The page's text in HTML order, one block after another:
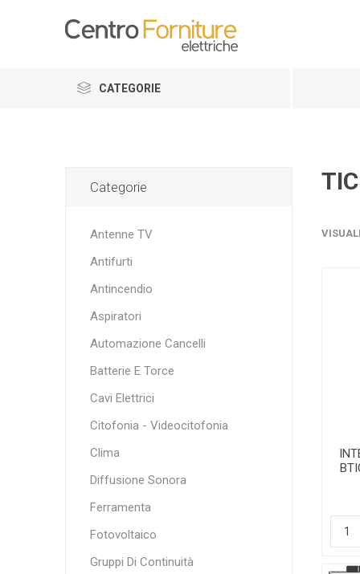
CATEGORIE
Categorie
Antenne TV
Antifurti
Antincendio
Aspiratori
Automazione Cancelli
Batterie E Torce
Cavi Elettrici
Citofonia - Videocitofonia
Clima
Diffusione Sonora
Ferramenta
Fotovoltaico
Gruppi Di Continuità